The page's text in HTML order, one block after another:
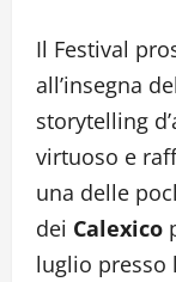
Il Festival
all’insegna
storytelling
virtuoso e
una delle
dei Calexico
luglio presso